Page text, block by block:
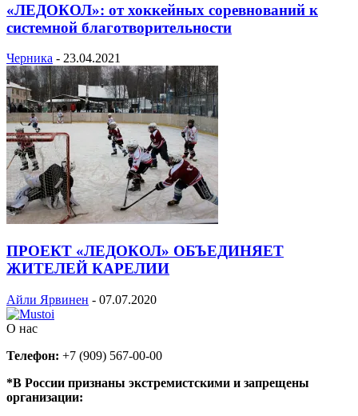
«ЛЕДОКОЛ»: от хоккейных соревнований к
системной благотворительности
Черника - 23.04.2021
ПРОЕКТ «ЛЕДОКОЛ» ОБЪЕДИНЯЕТ
ЖИТЕЛЕЙ КАРЕЛИИ
Айли Ярвинен - 07.07.2020
О нас
Телефон: +7 (909) 567-00-00
*В России признаны экстремистскими и запрещены
организации: